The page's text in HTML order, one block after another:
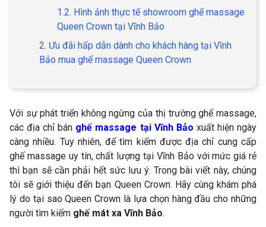
1.2. Hình ảnh thực tế showroom ghế massage
Queen Crown tại Vĩnh Bảo
2. Ưu đãi hấp dẫn dành cho khách hàng tại Vĩnh
Bảo mua ghế massage Queen Crown
Với sự phát triển không ngừng của thị trường ghế massage,
các địa chỉ bán ghế massage tại Vĩnh Bảo xuất hiện ngày
càng nhiều. Tuy nhiên, để tìm kiếm được địa chỉ cung cấp
ghế massage uy tín, chất lượng tại Vĩnh Bảo với mức giá rẻ
thì bạn sẽ cần phải hết sức lưu ý. Trong bài viết này, chúng
tôi sẽ giới thiệu đến bạn Queen Crown. Hãy cùng khám phá
lý do tại sao Queen Crown là lựa chọn hàng đầu cho những
người tìm kiếm ghế mát xa Vĩnh Bảo.